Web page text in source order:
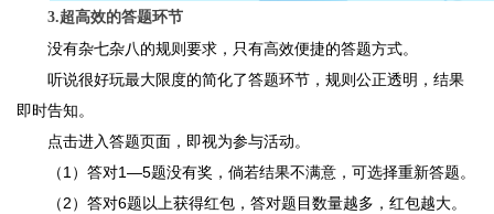
3.超高效的答题环节
没有杂七杂八的规则要求，只有高效便捷的答题方式。
听说很好玩最大限度的简化了答题环节，规则公正透明，结果
即时告知。
点击进入答题页面，即视为参与活动。
（1）答对1—5题没有奖，倘若结果不满意，可选择重新答题。
（2）答对6题以上获得红包，答对题目数量越多，红包越大。